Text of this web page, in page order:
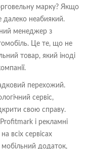
марку? Якщо
далеко неабиякий.
менеджер з
Це те, що не
товар, який іноді
перехожий.
сервіс,
свою справу.
і рекламні
всіх сервісах
додаток,